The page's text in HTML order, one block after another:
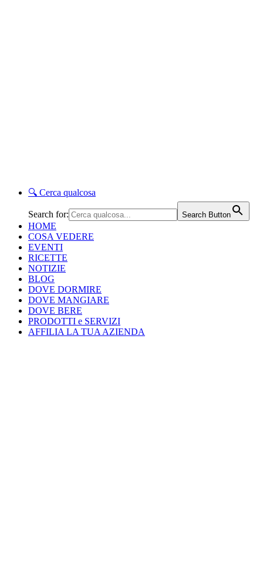
🔍 Cerca qualcosa
Search for: Search Button
HOME
COSA VEDERE
EVENTI
RICETTE
NOTIZIE
BLOG
DOVE DORMIRE
DOVE MANGIARE
DOVE BERE
PRODOTTI e SERVIZI
AFFILIA LA TUA AZIENDA